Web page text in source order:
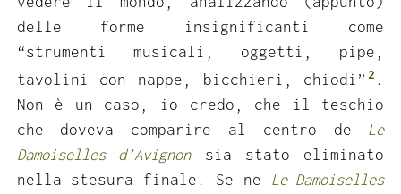
delle forme insignificanti come
“strumenti musicali, oggetti, pipe,
tavolini con nappe, bicchieri, chiodi” 2.
Non è un caso, io credo, che il teschio
che doveva comparire al centro de Le
Damoiselles d’Avignonsia stato eliminato
nella stesura finale. Se ne Le Damoiselles